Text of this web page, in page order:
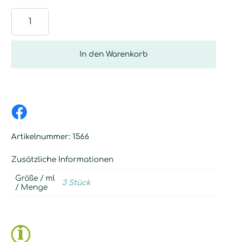
Pack
In den Warenkorb
Artikelnummer:1566
Zusätzliche Informationen
Größe / ml
/ Menge
3 Stück